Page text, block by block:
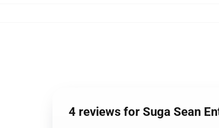
4 reviews for Suga Sean